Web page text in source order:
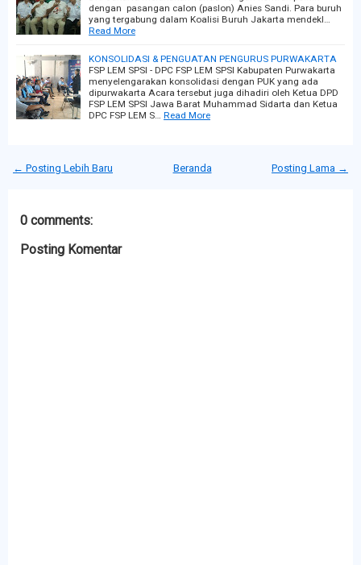
dengan pasangan calon (paslon) Anies Sandi. Para buruh
yang tergabung dalam Koalisi Buruh Jakarta mendekl…
Read More
KONSOLIDASI & PENGUATAN PENGURUS PURWAKARTA
FSP LEM SPSI - DPC FSP LEM SPSI Kabupaten Purwakarta
menyelengarakan konsolidasi dengan PUK yang ada
dipurwakarta Acara tersebut juga dihadiri oleh Ketua DPD
FSP LEM SPSI Jawa Barat Muhammad Sidarta dan Ketua
DPC FSP LEM S… Read More
← Posting Lebih Baru Posting Lama →
Beranda
0 comments:
Posting Komentar